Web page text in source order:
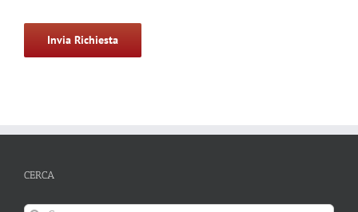
prega
di
campo.
CERCA